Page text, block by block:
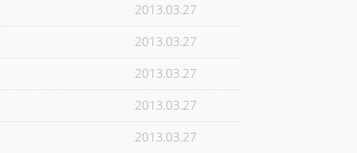
2013.03.27
2013.03.27
2013.03.27
2013.03.27
2013.03.27